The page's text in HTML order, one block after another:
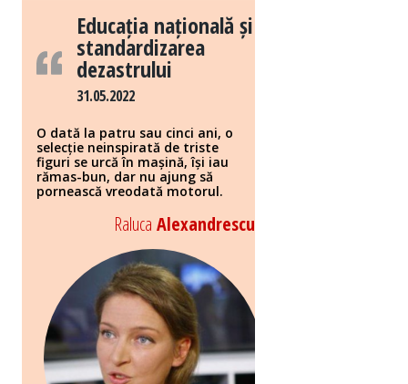
Educația națională și
standardizarea
dezastrului
31.05.2022
O dată la patru sau cinci ani, o
selecție neinspirată de triste
figuri se urcă în mașină, își iau
rămas-bun, dar nu ajung să
pornească vreodată motorul.
Raluca Alexandrescu